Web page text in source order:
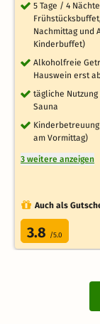
5 Tage / 4
Nachmittag und
Kinderbuffet)
Alkoholfreie
Hauswein erst
tägliche
Sauna
Kinderbetreuung
am Vormittag)
3 weitere anzeigen
Auch als
3.8 /5.0